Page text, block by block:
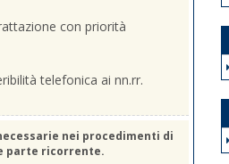
con priorità
telefonica ai nn.rr.
nei procedimenti di
parte ricorrente.